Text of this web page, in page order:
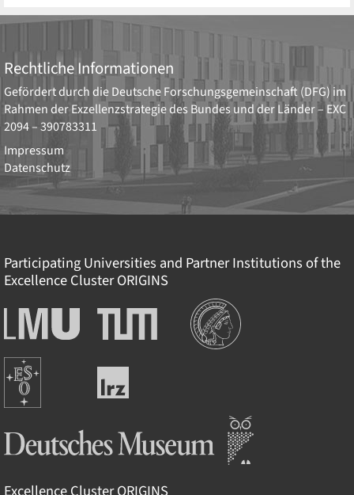
Rechtliche Informationen
Gefördert durch dieDeutsche Forschungsgemeinschaft (DFG) im
Rahmen der Exzellenzstrategie des Bundes und der Länder – EXC
2094 – 390783311
Impressum
Datenschutz
Participating Universities and Partner Institutions of the
Excellence ClusterORIGINS
Ludwig-
Maximilians-
München
Technische
Universität
Institutionen
Europäische
Südsternwarte
Leibniz-
Rechenzentrum